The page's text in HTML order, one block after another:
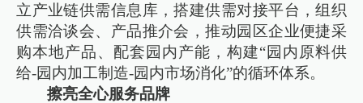
立产业链供需信息库，搭建供需对接平台，组织
供需洽谈会、产品推介会，推动园区企业便捷采
购本地产品、配套园内产能，构建“园内原料供
给-园内加工制造-园内市场消化”的循环体系。
擦亮全心服务品牌